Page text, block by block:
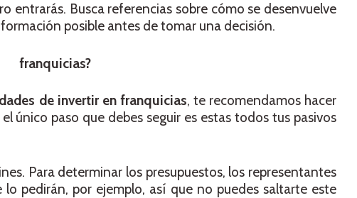
entrarás. Busca referencias sobre cómo se desenvuelve
posible antes de tomar una decisión.
franquicias?
de invertir en franquicias, te recomendamos hacer
el único paso que debes seguir es estas todos tus pasivos
Para determinar los presupuestos, los representantes
pedirán, por ejemplo, así que no puedes saltarte este